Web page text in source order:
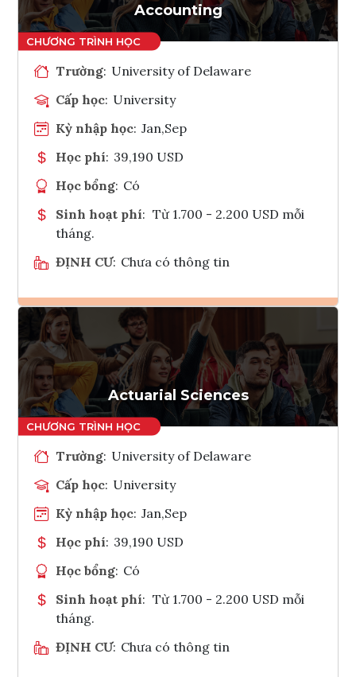
Accounting
Trường: University of Delaware
Cấp học: University
Kỳ nhập học: Jan,Sep
Học phí: 39,190 USD
Học bổng: Có
Sinh hoạt phí: Từ 1.700 - 2.200 USD mỗi
tháng.
ĐỊNH CƯ: Chưa có thông tin
Ghi danh
Tham vấn Interlink
Actuarial Sciences
Trường: University of Delaware
Cấp học: University
Kỳ nhập học: Jan,Sep
Học phí: 39,190 USD
Học bổng: Có
Sinh hoạt phí: Từ 1.700 - 2.200 USD mỗi
tháng.
ĐỊNH CƯ: Chưa có thông tin